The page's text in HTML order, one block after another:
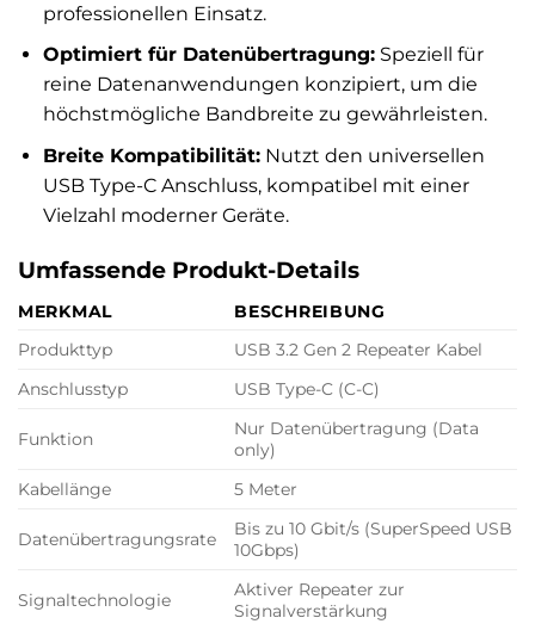
professionellen Einsatz.
Optimiert für Datenübertragung:Speziell für
reine Datenanwendungen konzipiert, um die
höchstmögliche Bandbreite zu gewährleisten.
Breite Kompatibilität:Nutzt den universellen
USB Type-C Anschluss, kompatibel mit einer
Vielzahl moderner Geräte.
Umfassende Produkt-Details
MERKMAL
BESCHREIBUNG
Produkttyp
USB 3.2 Gen 2 Repeater Kabel
Anschlusstyp
USB Type-C (C-C)
Funktion
Nur Datenübertragung (Data
only)
Kabellänge
5 Meter
Datenübertragungsrate
Bis zu 10 Gbit/s (SuperSpeed USB
10Gbps)
Signaltechnologie
Aktiver Repeater zur
Signalverstärkung